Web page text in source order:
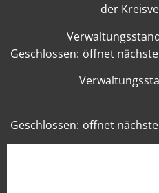
der
Klicken, um weitere
Geschlossen: öffnet
Klicken, um weitere
Geschlossen: öffnet